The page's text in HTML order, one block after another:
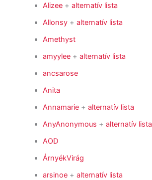
Alizee +alternatív lista
Allonsy +alternatív lista
Amethyst
amyylee +alternatív lista
ancsarose
Anita
Annamarie +alternatív lista
AnyAnonymous +alternatív lista
AOD
ÁrnyékVirág
arsinoe +alternatív lista